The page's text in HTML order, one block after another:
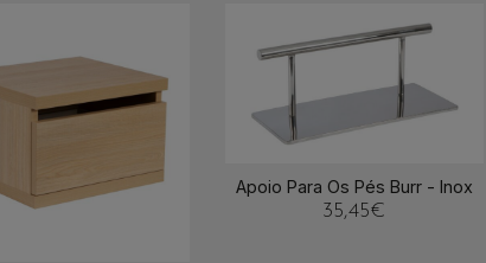
Apoio Para Os Pés Burr - Inox
35,45€